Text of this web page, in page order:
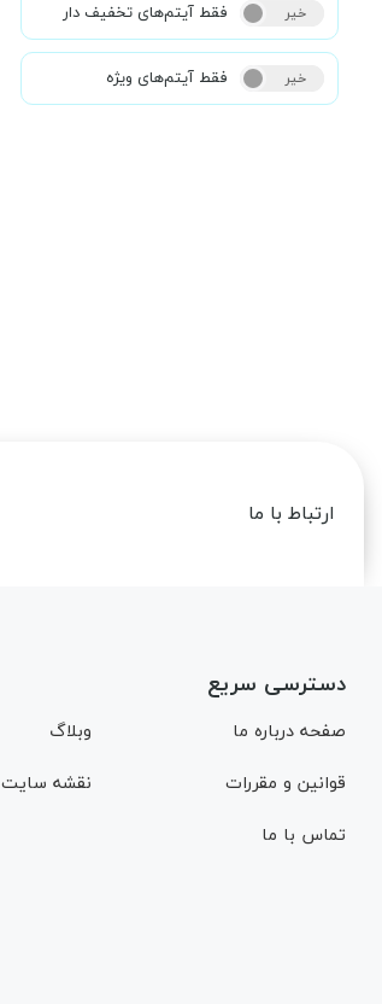
بله خیر فقط آیتم‌های تخفیف دار
بله خیر فقط آیتم‌های ویژه
ارتباط با ما
دسترسی سریع
صفحه درباره ما وبلاگ
قوانین و مقررات نقشه سایت
تماس با ما